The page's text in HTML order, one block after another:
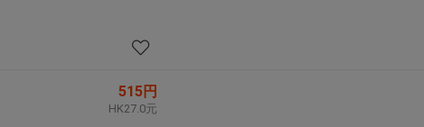
515円
HK27.0元